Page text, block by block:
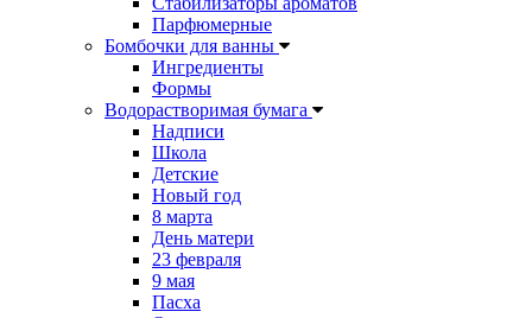
Парфюмерные
Бомбочки для ванны
Ингредиенты
Формы
Водорастворимая бумага
Надписи
Школа
Детские
Новый год
8 марта
День матери
23 февраля
9 мая
Пасха